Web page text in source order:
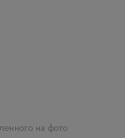
на фото